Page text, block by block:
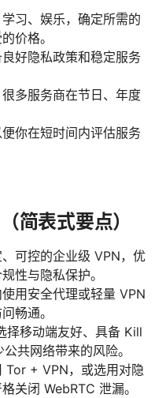
习、娱乐，确定所需的
价格。
好隐私政策和稳定服务
多服务商在节日、年度
你在短时间内评估服务
简表式要点）
可控的企业级 VPN，优
性与隐私保护。
用安全代理或轻量 VPN
畅通。
择移动端友好、具备 Kill
共网络带来的风险。
Tor + VPN，或选用对隐
关闭 WebRTC 泄漏。